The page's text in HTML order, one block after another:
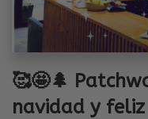
🥰🤩🌲
navidad y feliz